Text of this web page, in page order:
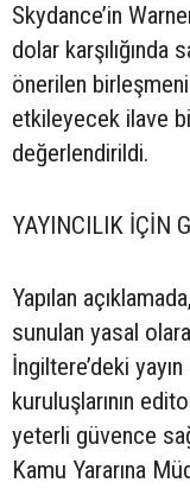
Skydance’in
dolar karşılığında
önerilen
etkileyecek ilave
değerlendirildi.
YAYINCILIK İÇİN
Yapılan
sunulan yasal
İngiltere’deki
kuruluşlarının
yeterli güvence
Kamu Yararına